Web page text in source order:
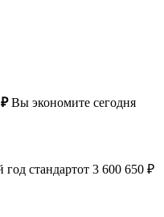
Вы экономите сегодня
стандартот 3 600 650 ₽